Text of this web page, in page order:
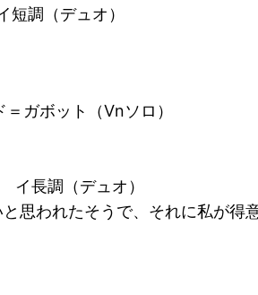
調（デュオ）
ガボット（Vnソロ）
長調（デュオ）
思われたそうで、それに私が得